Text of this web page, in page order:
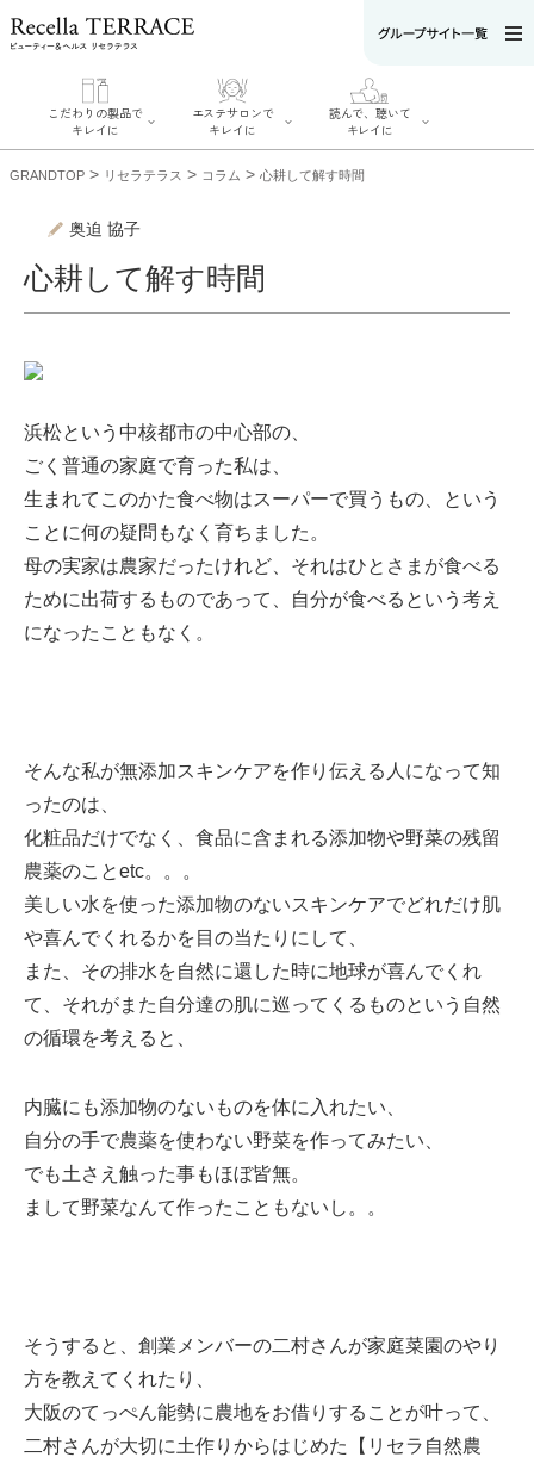
こだわりの製品で
キレイに
こだわりの製品
SERIES#02 水へ
添加化粧品につ
いて
エステサロンで
キレイに
エステサロンで
キレイに
す
リフティング認
定とは？
肌改善のプロと
は？
読んで、聴いて
キレイに
のしわ 敏感肌 た
るみ シミ
ミューズへの伝
コラム
GRANDTOP > リセラテラス > コラム > 心耕して解す時間
奥迫 協子
心耕して解す時間
浜松という中核都市の中心部の、
ごく普通の家庭で育った私は、
生まれてこのかた食べ物はスーパーで買うもの、という
ことに何の疑問もなく育ちました。
母の実家は農家だったけれど、それはひとさまが食べる
ために出荷するものであって、自分が食べるという考え
になったこともなく。
そんな私が無添加スキンケアを作り伝える人になって知
ったのは、
化粧品だけでなく、食品に含まれる添加物や野菜の残留
農薬のことetc。。。
美しい水を使った添加物のないスキンケアでどれだけ肌
や喜んでくれるかを目の当たりにして、
また、その排水を自然に還した時に地球が喜んでくれ
て、それがまた自分達の肌に巡ってくるものという自然
の循環を考えると、
内臓にも添加物のないものを体に入れたい、
自分の手で農薬を使わない野菜を作ってみたい、
でも土さえ触った事もほぼ皆無。
まして野菜なんて作ったこともないし。。
そうすると、創業メンバーの二村さんが家庭菜園のやり
方を教えてくれたり、
大阪のてっぺん能勢に農地をお借りすることが叶って、
二村さんが大切に土作りからはじめた【リセラ自然農